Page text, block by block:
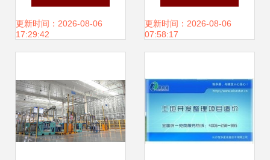
发者的视角
更新时间：2026-08-06
17:29:42
本地通软件股份公
发新高度
更新时间：2026-08-06
07:58:17